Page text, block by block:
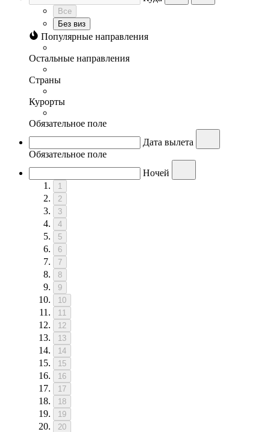
Все
Без виз
Популярные направления
Остальные направления
Страны
Курорты
Обязательное поле
Дата вылета
Обязательное поле
Ночей
1
2
3
4
5
6
7
8
9
10
11
12
13
14
15
16
17
18
19
20